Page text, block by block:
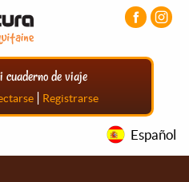
de viaje
| Registrarse
Español